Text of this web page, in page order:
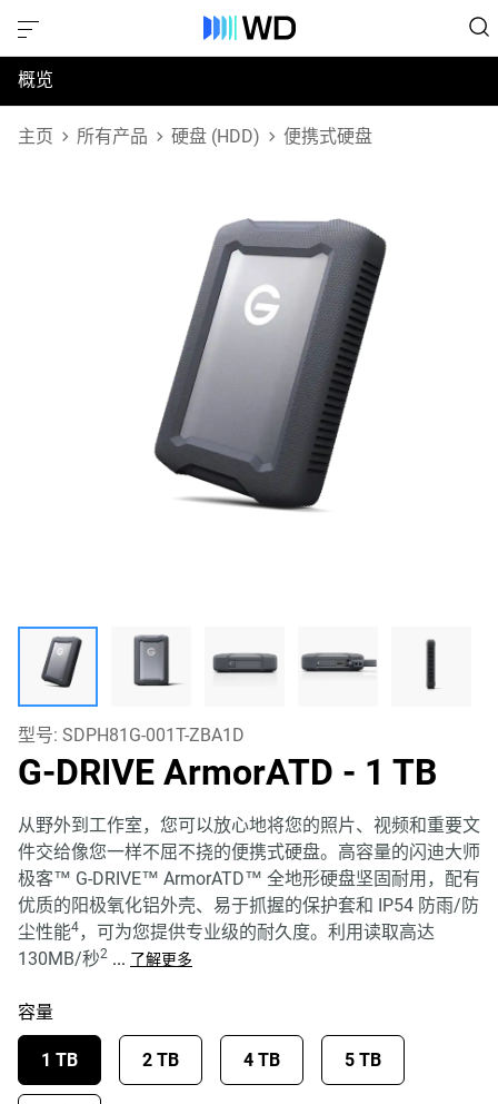
概览
规格
主页 所有产品 硬盘 (HDD) 便携式硬盘
型号: SDPH81G-001T-ZBA1D
G-DRIVE ArmorATD - 1 TB
从野外到工作室，您可以放心地将您的照片、视频和重要文
件交给像您一样不屈不挠的便携式硬盘。高容量的闪迪大师
极客™ G-DRIVE™ ArmorATD™ 全地形硬盘坚固耐用，配有
优质的阳极氧化铝外壳、易于抓握的保护套和 IP54 防雨/防
尘性能4，可为您提供专业级的耐久度。利用读取高达
130MB/秒2 ... 了解更多
容量
1 TB 2 TB 4 TB 5 TB